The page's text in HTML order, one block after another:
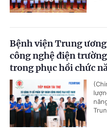
Bệnh viện Trung
công nghệ điện
trong phục hồi chức